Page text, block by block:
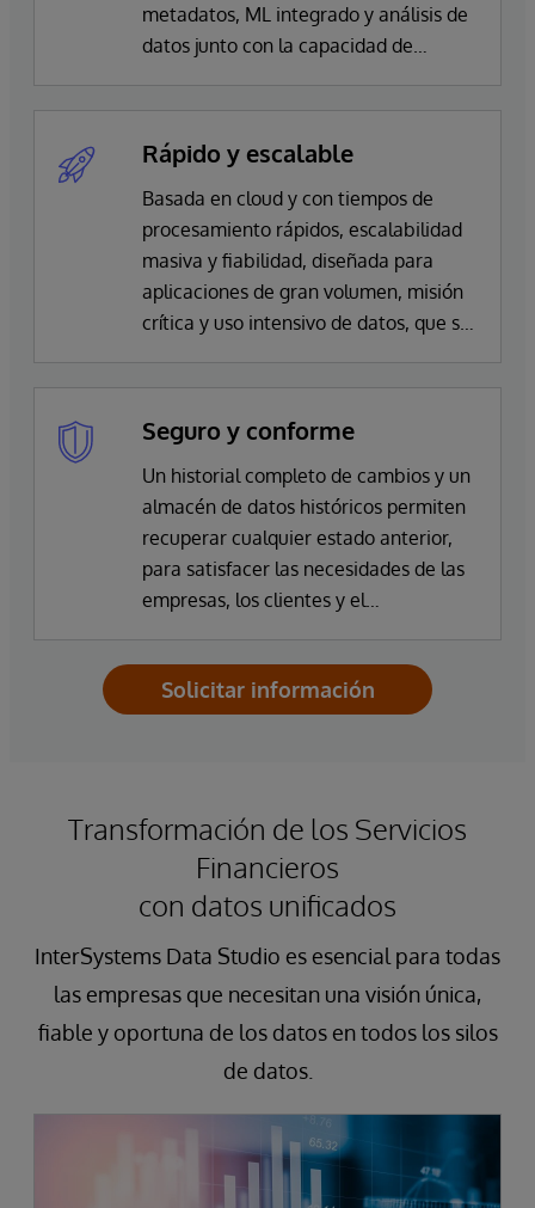
metadatos, ML integrado y análisis de
datos junto con la capacidad de
Rápido y escalable
Basada en cloud y con tiempos de
procesamiento rápidos, escalabilidad
masiva y fiabilidad, diseñada para
aplicaciones de gran volumen, misión
crítica y uso intensivo de datos, que se
Seguro y conforme
Un historial completo de cambios y un
almacén de datos históricos permiten
recuperar cualquier estado anterior,
para satisfacer las necesidades de las
empresas, los clientes y el
autenticación, el cifrado, la
autorización y la auditabilidad
Solicitar información
Transformación de los Servicios
Financieros
con datos unificados
InterSystems Data Studio es esencial para todas
las empresas que necesitan una visión única,
fiable y oportuna de los datos en todos los silos
de datos.